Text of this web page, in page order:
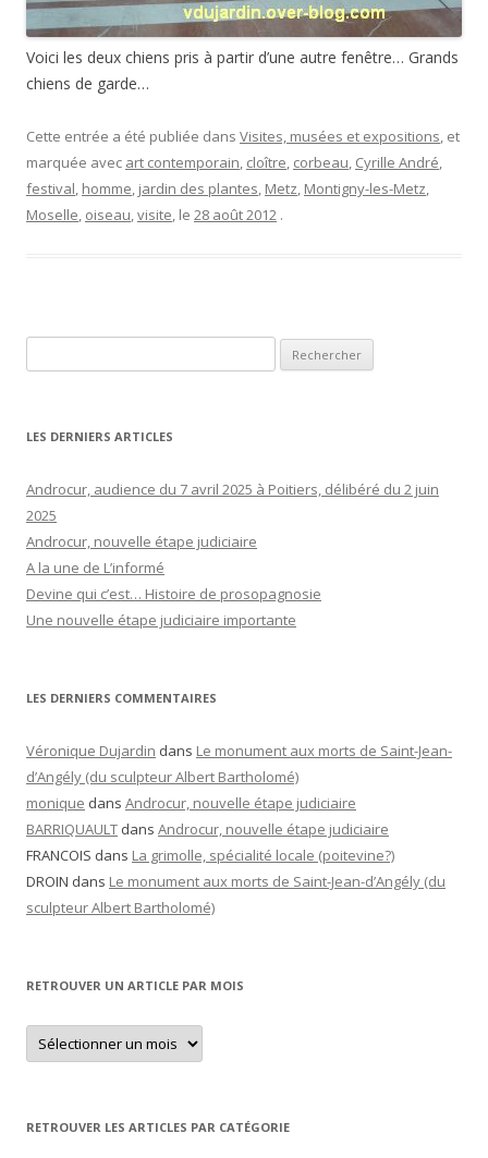
Voici les deux chiens pris à partir d’une autre fenêtre… Grands
chiens de garde…
Cette entrée a été publiée dans Visites, musées et expositions, et
marquée avec art contemporain, cloître, corbeau, Cyrille André,
festival, homme, jardin des plantes, Metz, Montigny-les-Metz,
Moselle, oiseau,visite, le 28 août 2012 .
LES DERNIERS ARTICLES
Androcur, audience du 7 avril 2025 à Poitiers, délibéré du 2 juin
2025
Androcur, nouvelle étape judiciaire
A la une de L’informé
Devine qui c’est… Histoire de prosopagnosie
Une nouvelle étape judiciaire importante
LES DERNIERS COMMENTAIRES
Véronique Dujardin dans Le monument aux morts de Saint-Jean-
d’Angély (du sculpteur Albert Bartholomé)
monique dans Androcur, nouvelle étape judiciaire
BARRIQUAULT dans Androcur, nouvelle étape judiciaire
FRANCOIS dans La grimolle, spécialité locale (poitevine?)
DROIN dans Le monument aux morts de Saint-Jean-d’Angély (du
sculpteur Albert Bartholomé)
RETROUVER UN ARTICLE PAR MOIS
Retrouver
un
article
RETROUVER LES ARTICLES PAR CATÉGORIE